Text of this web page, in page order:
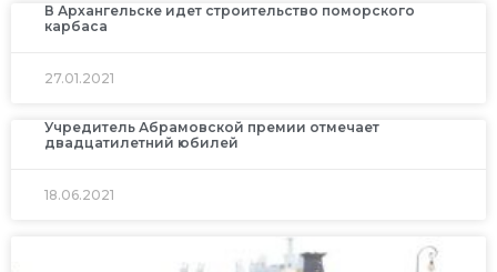
В Архангельске идет строительство поморского
карбаса
27.01.2021
Учредитель Абрамовской премии отмечает
двадцатилетний юбилей
18.06.2021